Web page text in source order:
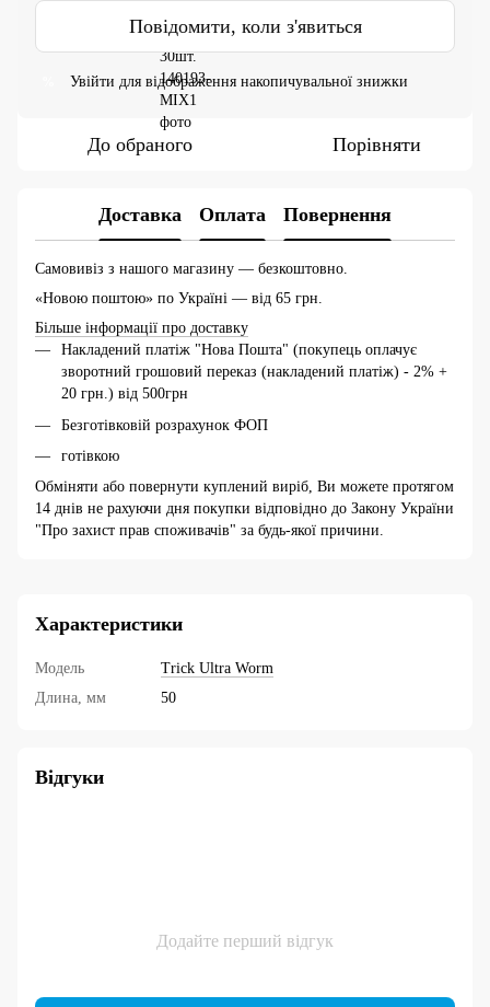
Повідомити, коли з'явиться
Увійти для відображення накопичувальної знижки
До обраного Порівняти
Доставка Оплата Повернення
Самовивіз з нашого магазину — безкоштовно.
«Новою поштою» по Україні — від 65 грн.
Більше інформації про доставку
Накладений платіж "Нова Пошта" (покупець оплачує
зворотний грошовий переказ (накладений платіж) - 2% +
20 грн.) від 500грн
Безготівковій розрахунок ФОП
готівкою
Обміняти або повернути куплений виріб, Ви можете протягом
14 днів не рахуючи дня покупки відповідно до Закону України
"Про захист прав споживачів" за будь-якої причини.
Характеристики
Модель
Trick Ultra Worm
Длина, мм
50
Відгуки
Додайте перший відгук